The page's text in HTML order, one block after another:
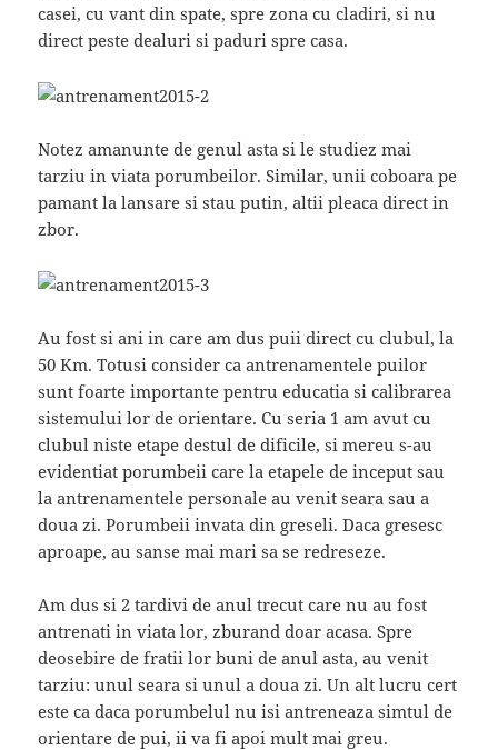
casei, cu vant din spate, spre zona cu cladiri, si nu
direct peste dealuri si paduri spre casa.
Notez amanunte de genul asta si le studiez mai
tarziu in viata porumbeilor. Similar, unii coboara pe
pamant la lansare si stau putin, altii pleaca direct in
zbor.
Au fost si ani in care am dus puii direct cu clubul, la
50 Km. Totusi consider ca antrenamentele puilor
sunt foarte importante pentru educatia si calibrarea
sistemului lor de orientare. Cu seria 1 am avut cu
clubul niste etape destul de dificile, si mereu s-au
evidentiat porumbeii care la etapele de inceput sau
la antrenamentele personale au venit seara sau a
doua zi. Porumbeii invata din greseli. Daca gresesc
aproape, au sanse mai mari sa se redreseze.
Am dus si 2 tardivi de anul trecut care nu au fost
antrenati in viata lor, zburand doar acasa. Spre
deosebire de fratii lor buni de anul asta, au venit
tarziu: unul seara si unul a doua zi. Un alt lucru cert
este ca daca porumbelul nu isi antreneaza simtul de
orientare de pui, ii va fi apoi mult mai greu.